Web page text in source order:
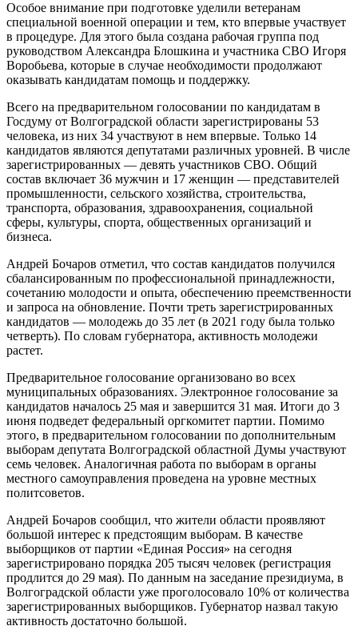
Особое внимание при подготовке уделили ветеранам
специальной военной операции и тем, кто впервые участвует
в процедуре. Для этого была создана рабочая группа под
руководством Александра Блошкина и участника СВО Игоря
Воробьева, которые в случае необходимости продолжают
оказывать кандидатам помощь и поддержку.
Всего на предварительном голосовании по кандидатам в
Госдуму от Волгоградской области зарегистрированы 53
человека, из них 34 участвуют в нем впервые. Только 14
кандидатов являются депутатами различных уровней. В числе
зарегистрированных — девять участников СВО. Общий
состав включает 36 мужчин и 17 женщин — представителей
промышленности, сельского хозяйства, строительства,
транспорта, образования, здравоохранения, социальной
сферы, культуры, спорта, общественных организаций и
бизнеса.
Андрей Бочаров отметил, что состав кандидатов получился
сбалансированным по профессиональной принадлежности,
сочетанию молодости и опыта, обеспечению преемственности
и запроса на обновление. Почти треть зарегистрированных
кандидатов — молодежь до 35 лет (в 2021 году была только
четверть). По словам губернатора, активность молодежи
растет.
Предварительное голосование организовано во всех
муниципальных образованиях. Электронное голосование за
кандидатов началось 25 мая и завершится 31 мая. Итоги до 3
июня подведет федеральный оргкомитет партии. Помимо
этого, в предварительном голосовании по дополнительным
выборам депутата Волгоградской областной Думы участвуют
семь человек. Аналогичная работа по выборам в органы
местного самоуправления проведена на уровне местных
политсоветов.
Андрей Бочаров сообщил, что жители области проявляют
большой интерес к предстоящим выборам. В качестве
выборщиков от партии «Единая Россия» на сегодня
зарегистрировано порядка 205 тысяч человек (регистрация
продлится до 29 мая). По данным на заседание президиума, в
Волгоградской области уже проголосовало 10% от количества
зарегистрированных выборщиков. Губернатор назвал такую
активность достаточно большой.